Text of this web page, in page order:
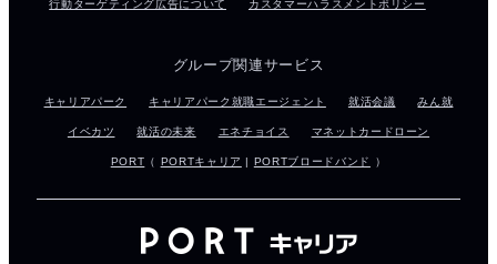
行動ターゲティング広告について カスタマーハラスメントポリシー